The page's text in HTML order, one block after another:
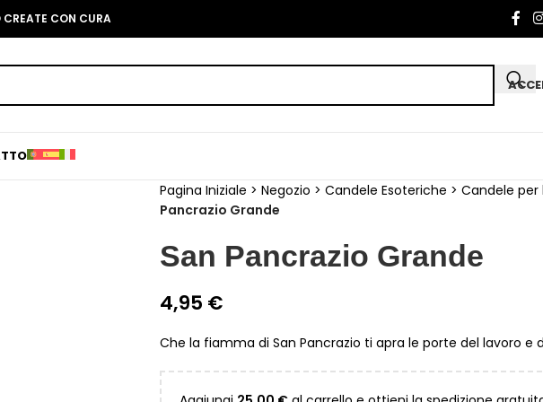
CON CURA
Pagina Iniziale > Negozio > Candele Esoteriche > Candele per
Pancrazio Grande
San Pancrazio Grande
4,95 €
Che la fiamma di San Pancrazio ti apra le porte del lavoro e